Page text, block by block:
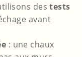
destests
avant
: une chaux